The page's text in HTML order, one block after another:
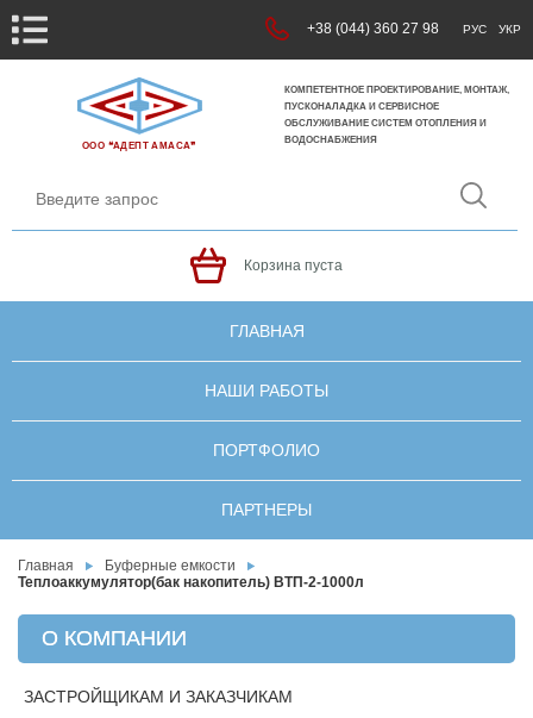
+38 (044) 360 27 98 РУС УКР
ООО ❝АДЕПТ АМАСА❞
КОМПЕТЕНТНОЕ ПРОЕКТИРОВАНИЕ, МОНТАЖ,
ПУСКОНАЛАДКА И СЕРВИСНОЕ
ОБСЛУЖИВАНИЕ СИСТЕМ ОТОПЛЕНИЯ И
ВОДОСНАБЖЕНИЯ
Корзина пуста
ГЛАВНАЯ
НАШИ РАБОТЫ
ПОРТФОЛИО
ПАРТНЕРЫ
Главная
Буферные емкости
Теплоаккумулятор(бак накопитель) ВТП-2-1000л
О КОМПАНИИ
ЗАСТРОЙЩИКАМ И ЗАКАЗЧИКАМ